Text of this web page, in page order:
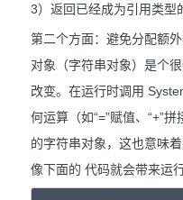
3）返回已经成为引用类型
第二个方面：避免分配额
对象（字符串对象）是个
改变。在运行时调用
何运算（如“=”赋值、“+”
的字符串对象，这也意味
像下面的 代码就会带来运